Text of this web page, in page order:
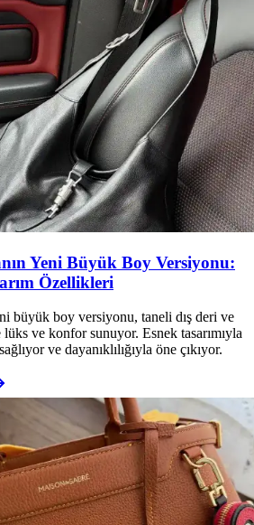
Yeni Büyük Boy Versiyonu:
Özellikleri
büyük boy versiyonu, taneli dış deri ve
ve konfor sunuyor. Esnek tasarımıyla
ve dayanıklılığıyla öne çıkıyor.